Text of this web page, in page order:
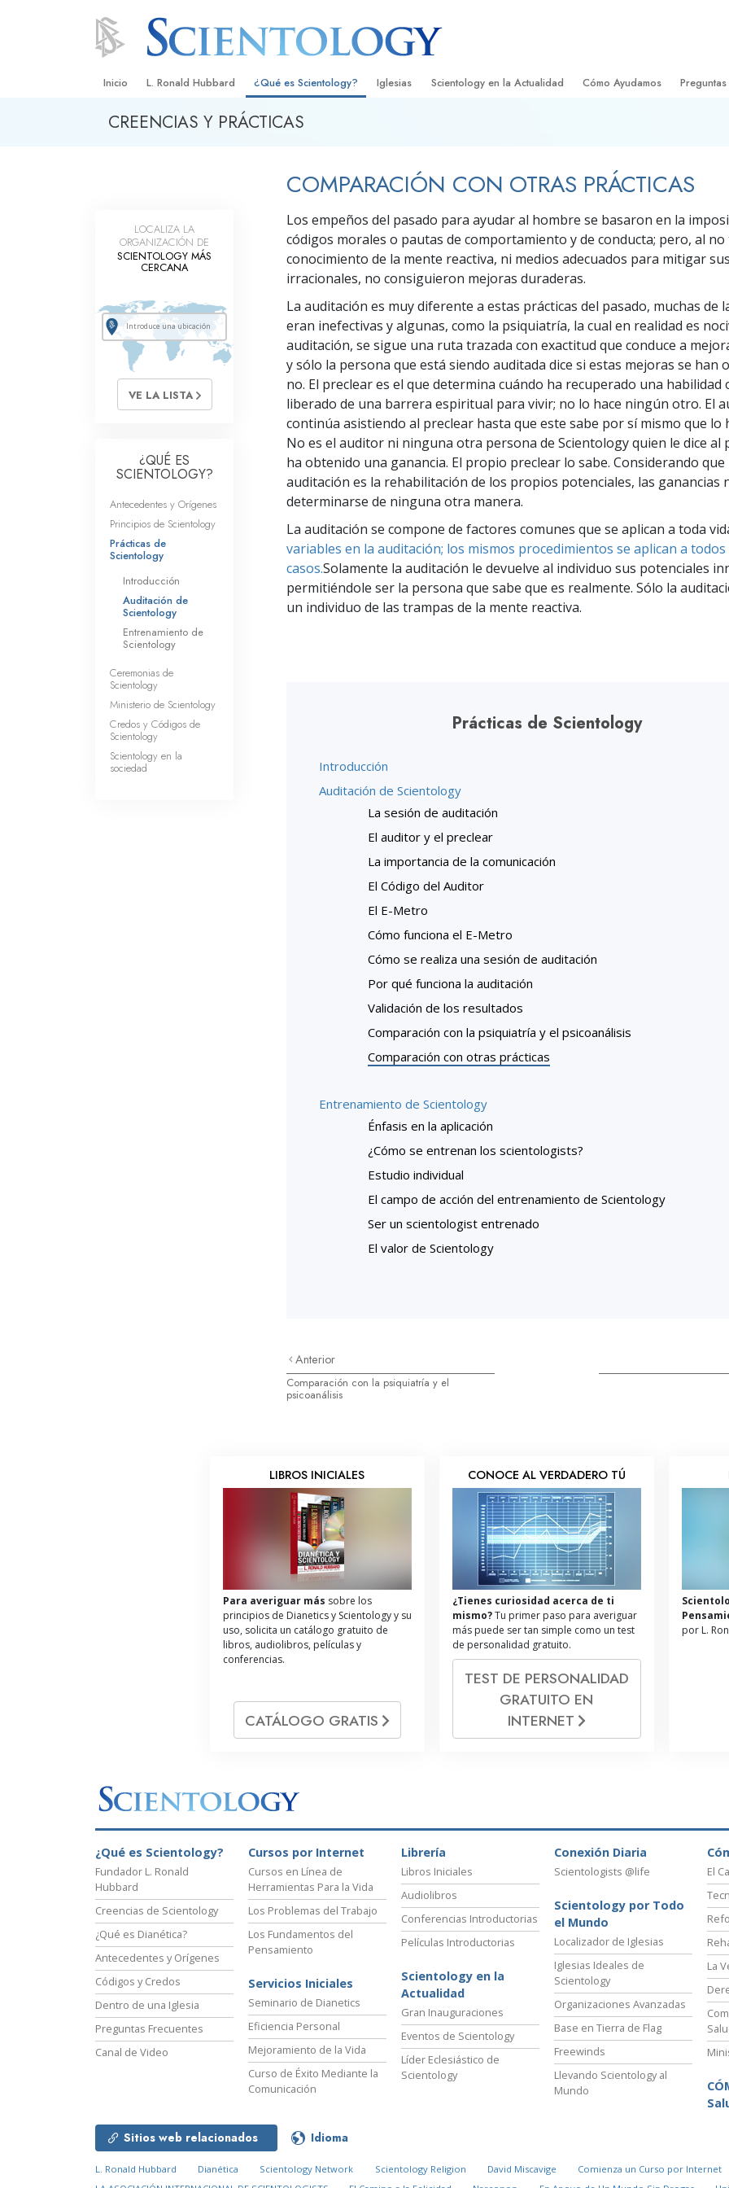
Inicio L. Ronald Hubbard ¿Qué es Scientology?
Creencias y Prácticas
Qué dicen los Scientologists acerca de
Conoce a un Scientologist
Dentro de una Iglesia
Una Introducción a Dianética
Amor y Odio: ¿Qué es Grandeza?
Iglesias
Organizaciones Avanzadas
Base en Tierra de Flag
Freewinds
Llevando Scientology al Mundo
Scientology en la Actualidad
David Miscavige: Líder Eclesiástico de
Cómo Ayudamos
Criminon
Narconon
La Verdad Sobre las Drogas
Unidos por los Derechos
Comisión de Ciudadanos por
Derechos Humanos
Ministros Voluntarios de
La
CREENCIAS Y PRÁCTICAS
COMPARACIÓN CON OTRAS PRÁCTICAS
Los empeños del pasado para ayudar al hombre se basaron en la
códigos morales o pautas de comportamiento y de conducta; pero, al
conocimiento de la mente reactiva, ni medios adecuados para mitigar
irracionales, no consiguieron mejoras duraderas.
La auditación es muy diferente a estas prácticas del pasado, muchas de
eran inefectivas y algunas, como la psiquiatría, la cual en realidad es
auditación, se sigue una ruta trazada con exactitud que conduce a
y sólo la persona que está siendo auditada dice si estas mejoras se han
no. El preclear es el que determina cuándo ha recuperado una habilidad
liberado de una barrera espiritual para vivir; no lo hace ningún otro. El
continúa asistiendo al preclear hasta que este sabe por sí mismo que lo
No es el auditor ni ninguna otra persona de Scientology quien le dice al
ha obtenido una ganancia. El propio preclear lo sabe. Considerando que
auditación es la rehabilitación de los propios potenciales, las ganancias
determinarse de ninguna otra manera.
La auditación se compone de factores comunes que se aplican a toda
variables en la auditación; los mismos procedimientos se aplican a todos
casos.Solamente la auditación le devuelve al individuo sus potenciales
permitiéndole ser la persona que sabe que es realmente. Sólo la
un individuo de las trampas de la mente reactiva.
Prácticas de Scientology
Introducción
Auditación de Scientology
La sesión de auditación
El auditor y el preclear
La importancia de la comunicación
El Código del Auditor
El E-Metro
Cómo funciona el E-Metro
Cómo se realiza una sesión de auditación
Por qué funciona la auditación
Validación de los resultados
Comparación con la psiquiatría y el psicoanálisis
Comparación con otras prácticas
Entrenamiento de Scientology
Énfasis en la aplicación
¿Cómo se entrenan los scientologists?
Estudio individual
El campo de acción del entrenamiento de Scientology
Ser un scientologist entrenado
El valor de Scientology
Anterior
Comparación con la psiquiatría y el
psicoanálisis
LOCALIZA LA
ORGANIZACIÓN DE
SCIENTOLOGY MÁS
CERCANA
VE LA LISTA
¿QUÉ ES
SCIENTOLOGY?
Antecedentes y Orígenes
Principios de Scientology
Prácticas de
Scientology
Introducción
Auditación de
Scientology
Entrenamiento de
Scientology
Ceremonias de
Scientology
Ministerio de Scientology
Credos y Códigos de
Scientology
Scientology en la
sociedad
LIBROS INICIALES
Para averiguar más sobre los
principios de Dianetics y Scientology y su
uso, solicita un catálogo gratuito de
libros, audiolibros, películas y
conferencias.
CATÁLOGO GRATIS
CONOCE AL VERDADERO TÚ
¿Tienes curiosidad acerca de ti
mismo?Tu primer paso para averiguar
más puede ser tan simple como un test
de personalidad gratuito.
TEST DE PERSONALIDAD
GRATUITO EN
INTERNET
por L.
¿Qué es Scientology?
Fundador L. Ronald
Hubbard
Creencias de Scientology
¿Qué es Dianética?
Antecedentes y Orígenes
Códigos y Credos
Dentro de una Iglesia
Preguntas Frecuentes
Canal de Video
Cursos por Internet
Cursos en Línea de
Herramientas Para la Vida
Los Problemas del Trabajo
Los Fundamentos del
Pensamiento
Servicios Iniciales
Seminario de Dianetics
Eficiencia Personal
Mejoramiento de la Vida
Curso de Éxito Mediante la
Comunicación
Librería
Libros Iniciales
Audiolibros
Conferencias Introductorias
Películas Introductorias
Scientology en la
Actualidad
Gran Inauguraciones
Eventos de Scientology
Líder Eclesiástico de
Scientology
Conexión Diaria
Scientologists @life
Scientology por Todo
el Mundo
Localizador de Iglesias
Iglesias Ideales de
Scientology
Organizaciones Avanzadas
Base en Tierra de Flag
Freewinds
Llevando Scientology al
Mundo
El
La
Sitios web relacionados Idioma
L. Ronald Hubbard Dianética Scientology Network Scientology Religion David Miscavige Comienza un Curso por Internet